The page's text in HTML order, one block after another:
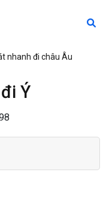
nhanh đi châu Âu
Ý